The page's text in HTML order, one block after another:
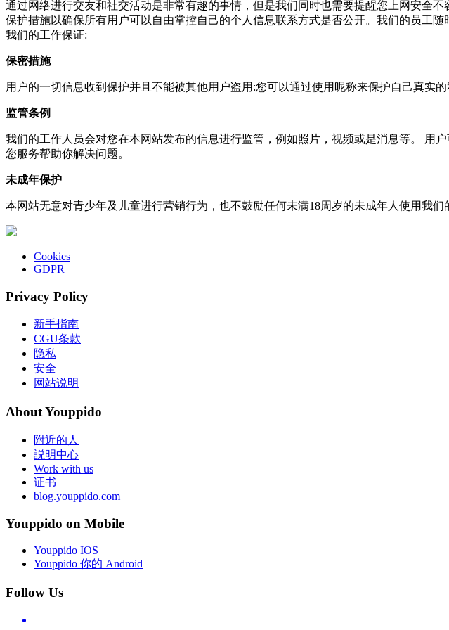
通过网络进行交友和社交活动是非常有趣的事情，但是我们同时也需要提醒您上网安全
保护措施以确保所有用户可以自由掌控自己的个人信息联系方式是否公开。我们的员工
我们的工作保证:
保密措施
用户的一切信息收到保护并且不能被其他用户盗用:您可以通过使用昵称来保护自己真实的
监管条例
我们的工作人员会对您在本网站发布的信息进行监管，例如照片，视频或是消息等。 用
您服务帮助你解决问题。
未成年保护
本网站无意对青少年及儿童进行营销行为，也不鼓励任何未满18周岁的未成年人使用我
Cookies
GDPR
Privacy Policy
新手指南
CGU条款
隐私
安全
网站说明
About Youppido
附近的人
説明中心
Work with us
证书
blog.youppido.com
Youppido on Mobile
Youppido IOS
Youppido 你的 Android
Follow Us